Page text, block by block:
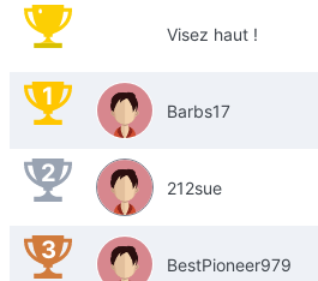
Visez haut !
1 Barbs17
2 212sue
3 BestPioneer979